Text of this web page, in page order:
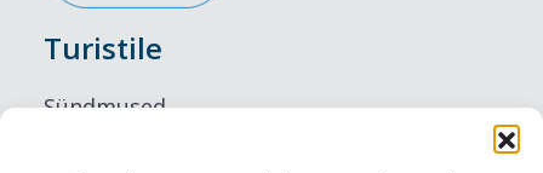
Turistile
Sündmused